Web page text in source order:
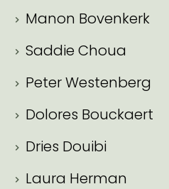
Manon Bovenkerk
Saddie Choua
Peter Westenberg
Dolores Bouckaert
Dries Douibi
Laura Herman